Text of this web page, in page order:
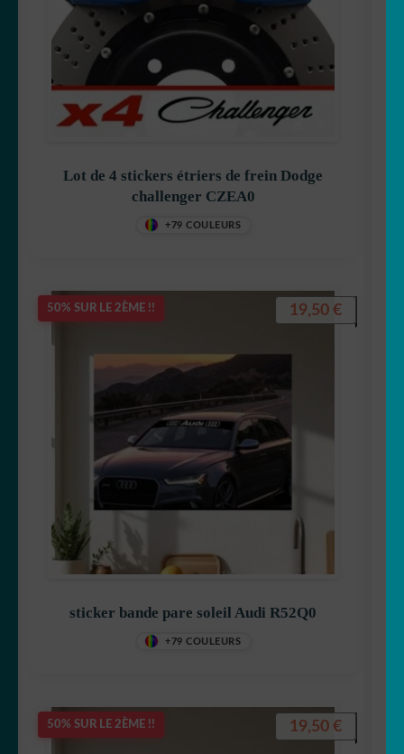
Lot de 4 stickers étriers de frein Dodge
challenger CZEA0
+79 COULEURS
50% SUR LE 2ÈME !!
sticker bande pare soleil Audi R52Q0
+79 COULEURS
19,50 €
50% SUR LE 2ÈME !! 19,50 €